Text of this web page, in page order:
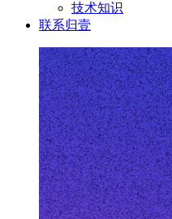
技术知识
联系归壹